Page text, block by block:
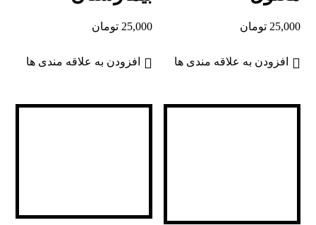
25,000 تومان
افزودن به علاقه مندی ها
25,000 تومان
افزودن به علاقه مندی ها